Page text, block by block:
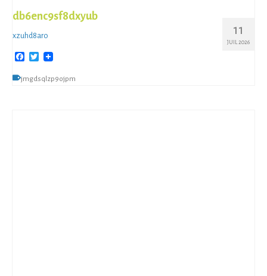
11
JUIL 2026
db6enc9sf8dxyub
xzuhd8aro
Facebook
Twitter
jmgdsqlzp9ojpm